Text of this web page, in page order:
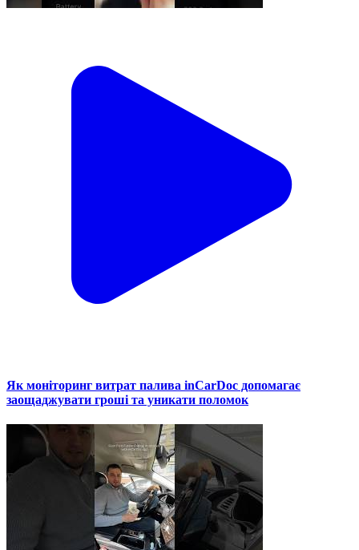
Як моніторинг витрат палива inCarDoc допомагає
заощаджувати гроші та уникати поломок